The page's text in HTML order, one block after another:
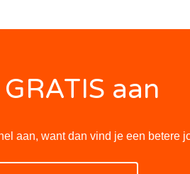
aan
aan, want dan vind je een betere